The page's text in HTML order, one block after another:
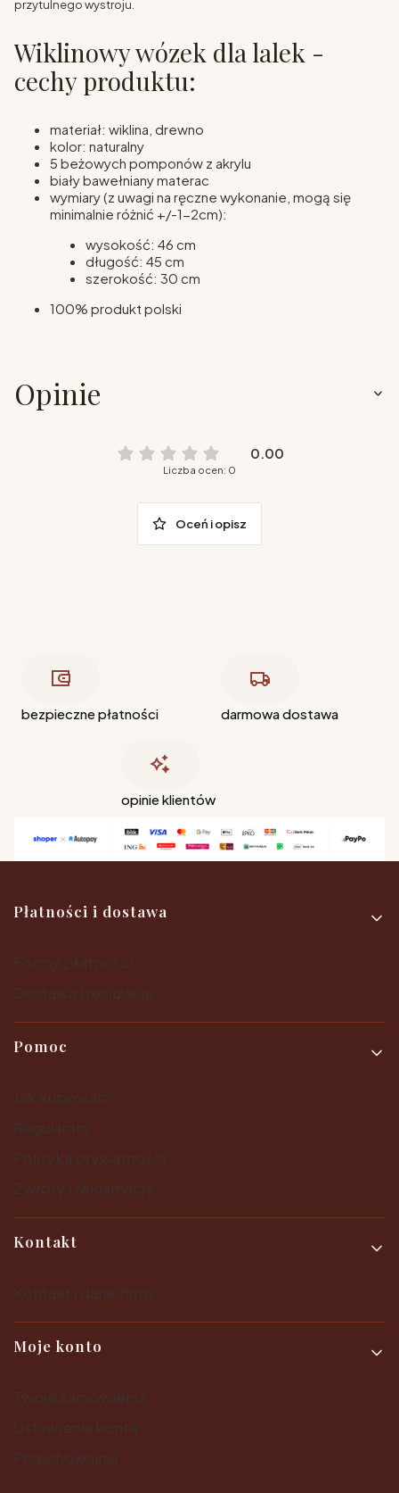
przytulnego wystroju.
Wiklinowy wózek dla lalek -
cechy produktu:
materiał: wiklina, drewno
kolor: naturalny
5 beżowych pomponów z akrylu
biały bawełniany materac
wymiary (z uwagi na ręczne wykonanie, mogą się
minimalnie różnić +/-1-2cm):
wysokość: 46 cm
długość: 45 cm
szerokość: 30 cm
100% produkt polski
Opinie
0.00
Liczba ocen: 0
Oceń i opisz
bezpieczne płatności darmowa dostawa
opinie klientów
Linki w stopce
Płatności i dostawa
Pomoc
Kontakt
Moje konto